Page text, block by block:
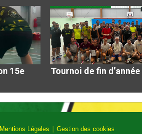
15e
Tournoi de fin d’année
Mentions Légales Gestion des cookies